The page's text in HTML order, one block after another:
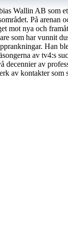
Wallin AB som
På arenan
mot nya och
som har vunnit
Han
av tv4:s
decennier av
av kontakter som